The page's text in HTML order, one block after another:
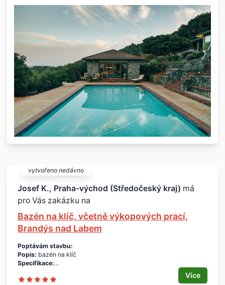
vytvořeno nedávno
Josef K., Praha-východ (Středočeský kraj) má
pro Vás zakázku na
Bazén na klíč, včetně výkopových prací,
Brandýs nad Labem
Poptávám stavbu:
Popis: bazén na klíč
Specifikace:
- horní hrana bazénu zakončena pro položení bazénové lemovky
Více